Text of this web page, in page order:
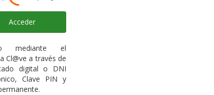
Acceder
mediante el
Cl@ve a través de
digital o DNI
Clave PIN y